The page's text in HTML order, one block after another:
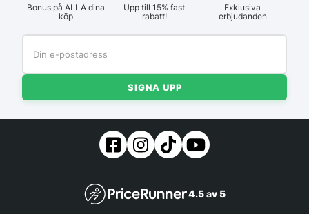
Bonus på ALLA dina
köp
Upp till 15% fast
rabatt!
Exklusiva
erbjudanden
SIGNA UPP
4.5 av 5